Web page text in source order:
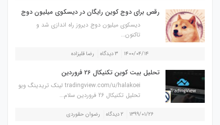
رقص برای دوج کوین رایگان در دیسکوی میلیون دوج
دیسکوی میلیون دوج دیروز راه اندازی شد و
تاکنون...
۱۴۰۰/۰۴/۱۴ ۳ دیدگاه رضا قلیزاده
تحلیل بیت کوین تکنیکال 26 فروردین
tradingview.com/u/halakoei لینک تریدینگ ویو
تحلیل تکنیکال 26 فروردین سلام...
۱۳۹۹/۰۱/۲۶ ۲ دیدگاه رضوان حقوردی